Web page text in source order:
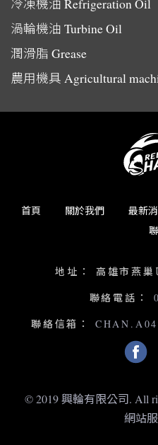
渦輪機油 Turbine Oil
潤滑脂 Grease
農用機具 Agricultural
首頁 關於我們 最新
地址：
高雄市燕
聯絡電話：
聯絡信箱：
© 2019 興輪有限公司. All
網站